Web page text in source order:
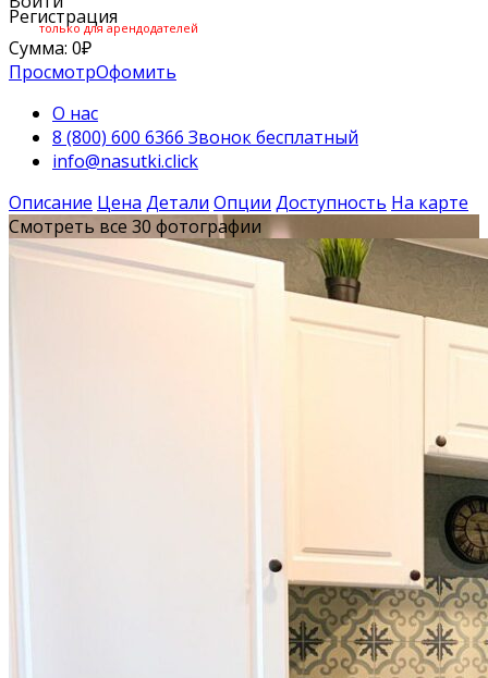
Регистрация
только для арендодателей
Сумма: 0₽
ПросмотрОфомить
О нас
8 (800) 600 6366 Звонок бесплатный
info@nasutki.click
Описание Цена Детали Опции Доступность На карте
Смотреть все 30 фотографии